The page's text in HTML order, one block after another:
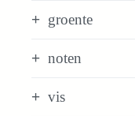
groente
noten
vis